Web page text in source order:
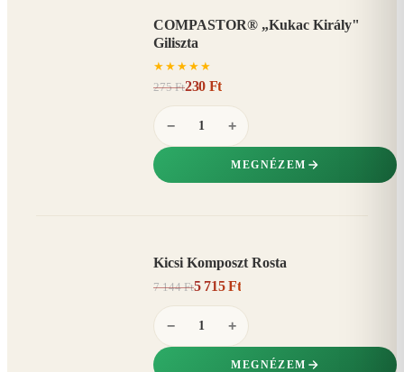
COMPASTOR® „Kukac Király"
Giliszta
★ ★ ★ ★ ★
275 Ft230 Ft
− +
MEGNÉZEM
Kicsi Komposzt Rosta
7 144 Ft5 715 Ft
− +
MEGNÉZEM